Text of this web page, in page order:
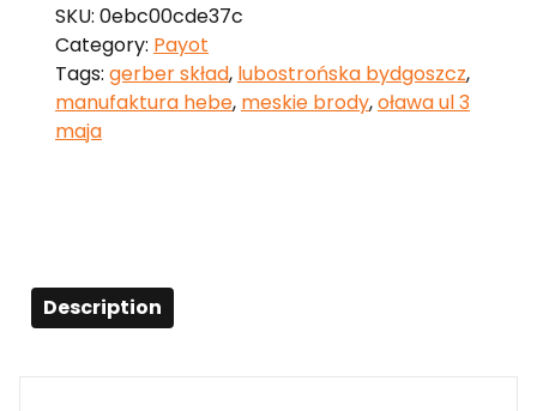
SKU: 0ebc00cde37c
Category: Payot
Tags: gerber skład, lubostrońska bydgoszcz,
manufaktura hebe, meskie brody,oława ul 3
maja
Description